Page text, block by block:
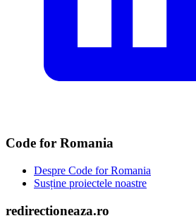
Code for Romania
Despre Code for Romania
Susține proiectele noastre
redirectioneaza.ro